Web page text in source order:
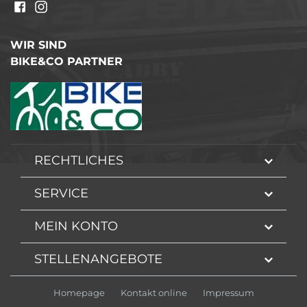
WIR SIND
BIKE&CO PARTNER
RECHTLICHES
SERVICE
MEIN KONTO
STELLENANGEBOTE
Homepage Kontakt online Impressum